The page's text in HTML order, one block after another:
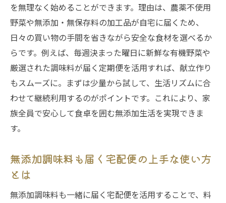
を無理なく始めることができます。理由は、農薬不使用
野菜や無添加・無保存料の加工品が自宅に届くため、
日々の買い物の手間を省きながら安全な食材を選べるか
らです。例えば、毎週決まった曜日に新鮮な有機野菜や
厳選された調味料が届く定期便を活用すれば、献立作り
もスムーズに。まずは少量から試して、生活リズムに合
わせて継続利用するのがポイントです。これにより、家
族全員で安心して食卓を囲む無添加生活を実現できま
す。
無添加調味料も届く宅配便の上手な使い方
とは
無添加調味料も一緒に届く宅配便を活用することで、料